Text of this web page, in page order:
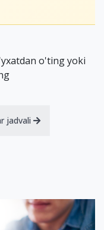
o'ting yoki
jadvali